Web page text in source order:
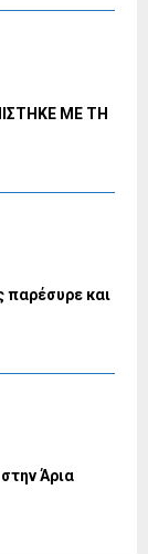
ΜΕ ΤΗ
παρέσυρε και
Άρια